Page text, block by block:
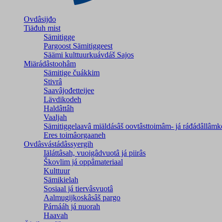
Ovdâsijđo
Tiäđuh mist
Sämitigge
Pargoost Sämitiggeest
Säämi kulttuurkuávdáš Sajos
Miärádâstoohâm
Sämitige čuákkim
Stivrâ
Saavâjođetteijee
Lävdikodeh
Haldâttâh
Vaaljah
Sämitiggelaavâ miäldásâš oovtâsttoimâm- já
Eres toimâorgaaneh
Ovdâsvástádâssyergih
Iäláttâsah, vuoigâdvuotâ já piirâs
Škovlim já oppâmateriaal
Kulttuur
Sämikielah
Sosiaal já tiervâsvuotâ
Aalmugijkoskâsâš pargo
Párnááh já nuorah
Haavah